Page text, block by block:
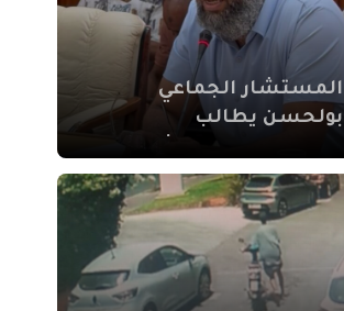
المستشار الجماعي
بولحسن يطالب
أشغال شارع علال
الفاسي بمراكش